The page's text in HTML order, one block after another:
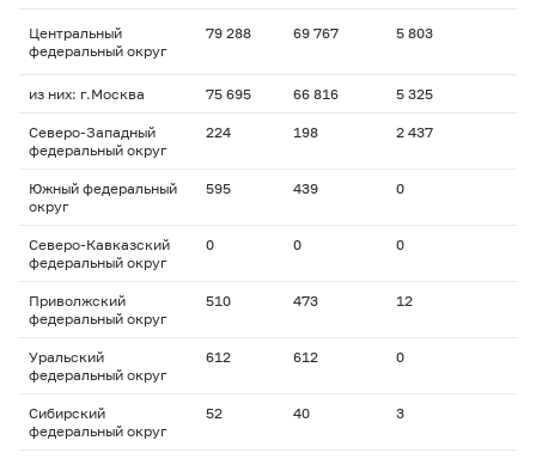
Центральный
федеральный округ
79 288 69 767 5 803
из них: г.Москва 75 695 66 816 5 325
Северо-Западный
федеральный округ
224 198 2 437
Южный федеральный
округ
595 439 0
Северо-Кавказский
федеральный округ
0 0 0
Приволжский
федеральный округ
510 473 12
Уральский
федеральный округ
612 612 0
Сибирский
федеральный округ
52 40 3